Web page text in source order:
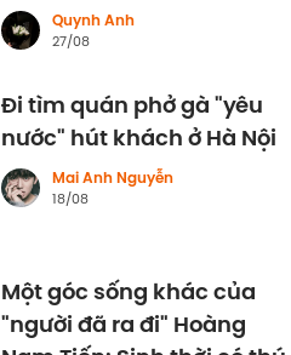
Quynh Anh
27/08
Đi tìm quán phở gà "yêu
nước" hút khách ở Hà Nội
Mai Anh Nguyễn
18/08
Một góc sống khác của
"người đã ra đi" Hoàng